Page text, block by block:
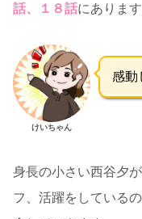
話、１８話にあります
けいちゃん
感動
身長の小さい西谷夕
フ、活躍をしている